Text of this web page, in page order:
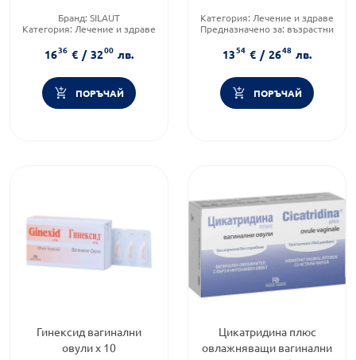
Бранд: SILAUT
Категория: Лечение и здраве
1636 € / 3200 лв.
ПОРЪЧАЙ
Категория: Лечение и здраве
Предназначено за: възрастни
1354 € / 2648 лв.
ПОРЪЧАЙ
Гинексид вагинални
овули х 10
Цикатридина плюс
овлажняващи вагинални